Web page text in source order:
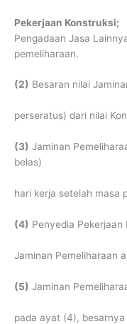
Pekerjaan Konstruksi;
Pengadaan Jasa
pemeliharaan.
(2) Besaran nilai
perseratus) dari nilai
(3) Jaminan
belas)
hari kerja setelah masa
(4) Penyedia
Jaminan Pemeliharaan
(5) Jaminan
pada ayat (4),